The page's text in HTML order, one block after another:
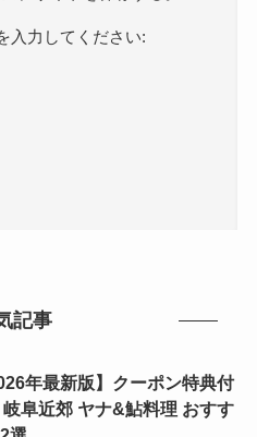
入力してください:
記事
年最新版】クーポン特典付
岐阜近郊 ヤナ&鮎料理 おすす